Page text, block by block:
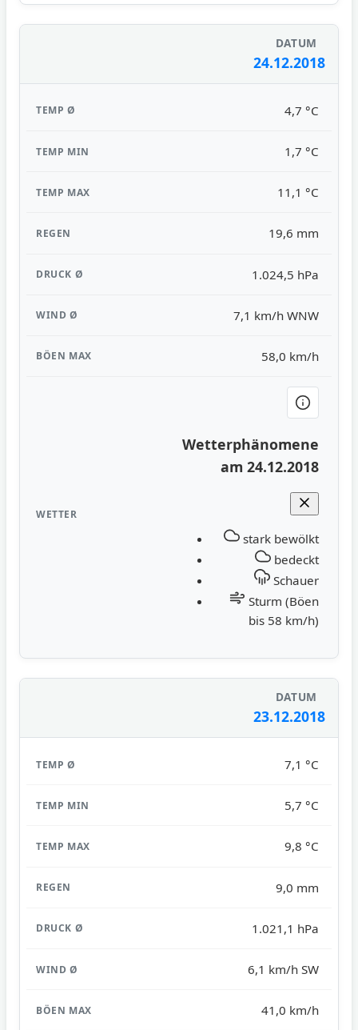
24.12.2018
4,7 °C
1,7 °C
11,1 °C
19,6 mm
1.024,5 hPa
7,1 km/h WNW
58,0 km/h
Wetterphänomene
am 24.12.2018
stark bewölkt
bedeckt
Schauer
Sturm (Böen
bis 58 km/h)
23.12.2018
7,1 °C
5,7 °C
9,8 °C
9,0 mm
1.021,1 hPa
6,1 km/h SW
41,0 km/h